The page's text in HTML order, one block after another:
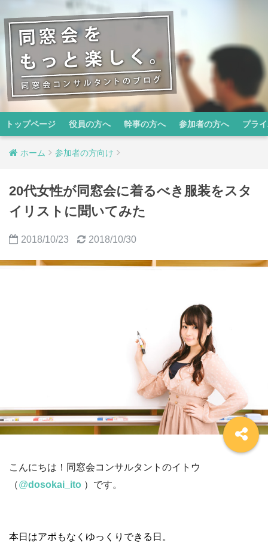
トップページ 役員の方へ 幹事の方へ 参加者の方へ プラ
ホーム 参加者の方向け
20代女性が同窓会に着るべき服装をスタ
イリストに聞いてみた
2018/10/23 2018/10/30
こんにちは！同窓会コンサルタントのイトウ
（@dosokai_ito ）です。
本日はアポもなくゆっくりできる日。